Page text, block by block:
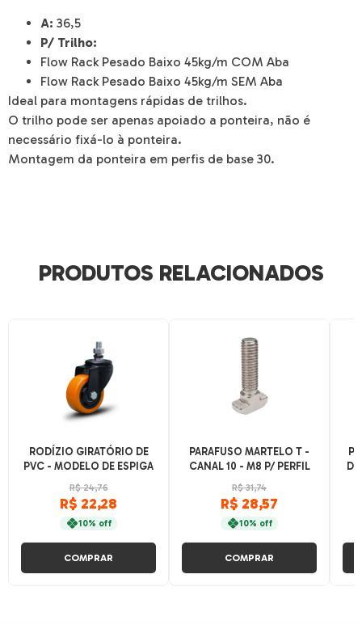
A: 36,5
​​​​​​​P/ Trilho:
Flow Rack Pesado Baixo 45kg/m COM Aba
Flow Rack Pesado Baixo 45kg/m SEM Aba
Ideal para montagens rápidas de trilhos.
O trilho pode ser apenas apoiado a ponteira, não é
necessário fixá-lo à ponteira.
Montagem da ponteira em perfis de base 30.
PRODUTOS RELACIONADOS
RODÍZIO GIRATÓRIO DE
PVC - MODELO DE ESPIGA
R$ 24,76
R$ 22,28
10% off
COMPRAR
PARAFUSO MARTELO T -
CANAL 10 - M8 P/ PERFIL
R$ 31,74
R$ 28,57
10% off
COMPRAR